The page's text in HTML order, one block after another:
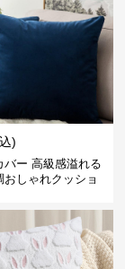
)
バー 高級感溢れる
しゃれクッショ